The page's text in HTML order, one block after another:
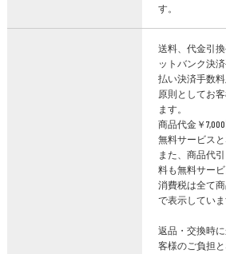
す。
送料、代金引換
ットバンク決
払い決済手数
原則としてお
ます。
商品代金￥
無料サービスと
また、商品代
料も無料サービ
消費税は全て
で表示していま
返品・交換時
客様のご負担と